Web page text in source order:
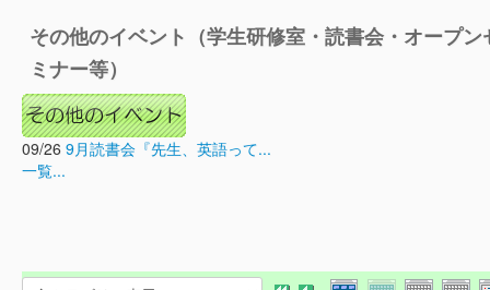
その他のイベント（学生研修室・読書会・オープン
ミナー等）
09/26 9月読書会『先生、英語って...
一覧...